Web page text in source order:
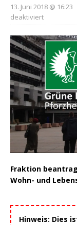
13. Juni 2018 @ 16:23
deaktiviert
Fraktion
Wohn- und
Hinweis: Dies